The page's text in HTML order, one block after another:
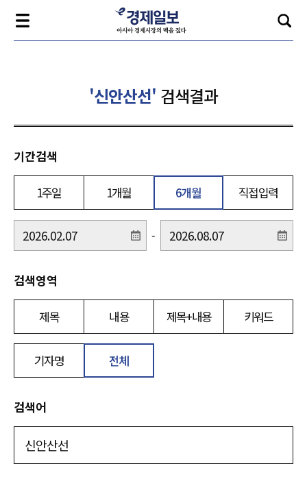
'신안산선' 검색결과
기간검색
1주일 1개월 6개월 직접입력
-
검색영역
제목 내용 제목+내용 키워드
기자명 전체
검색어